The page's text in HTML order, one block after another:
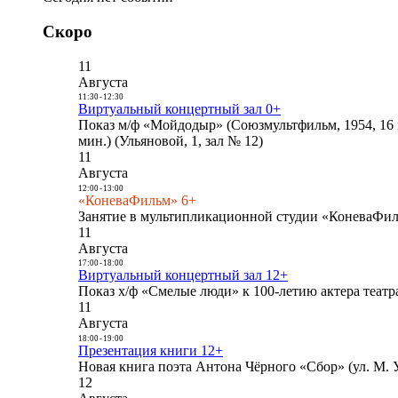
Скоро
11
Августа
11:30- 12:30
Виртуальный концертный зал 0+
Показ м/ф «Мойдодыр» (Союзмультфильм, 1954,
мин.) (Ульяновой, 1, зал № 12)
11
Августа
12:00- 13:00
«КоневаФильм» 6+
Занятие в мультипликационной студии
11
Августа
17:00- 18:00
Виртуальный концертный зал 12+
Показ х/ф «Смелые люди» к 100-летию актера
11
Августа
18:00- 19:00
Презентация книги 12+
Новая книга поэта Антона Чёрного «Сбор» (ул. М.
12